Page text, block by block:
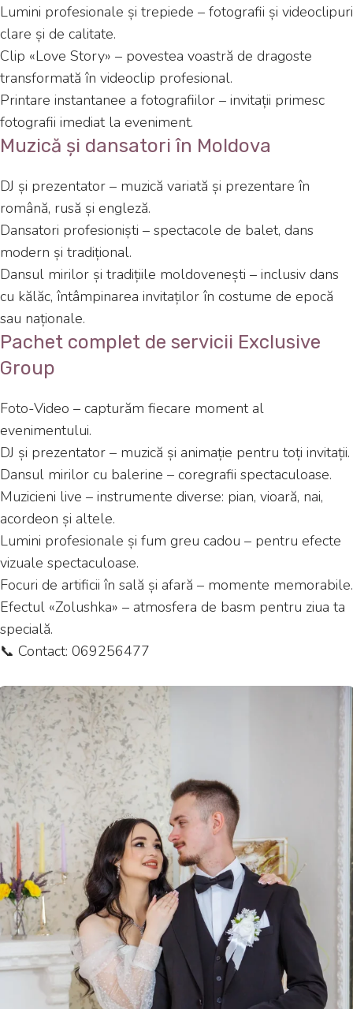
Lumini profesionale și trepiede – fotografii și videoclipuri
clare și de calitate.
Clip «Love Story» – povestea voastră de dragoste
transformată în videoclip profesional.
Printare instantanee a fotografiilor – invitații primesc
fotografii imediat la eveniment.
Muzică și dansatori în Moldova
DJ și prezentator – muzică variată și prezentare în
română, rusă și engleză.
Dansatori profesioniști – spectacole de balet, dans
modern și tradițional.
Dansul mirilor și tradițiile moldovenești – inclusiv dans
cu kălăc, întâmpinarea invitaților în costume de epocă
sau naționale.
Pachet complet de servicii Exclusive
Group
Foto-Video – capturăm fiecare moment al
evenimentului.
DJ și prezentator – muzică și animație pentru toți invitații.
Dansul mirilor cu balerine – coregrafii spectaculoase.
Muzicieni live – instrumente diverse: pian, vioară, nai,
acordeon și altele.
Lumini profesionale și fum greu cadou – pentru efecte
vizuale spectaculoase.
Focuri de artificii în sală și afară – momente memorabile.
Efectul «Zolushka» – atmosfera de basm pentru ziua ta
specială.
📞 Contact: 069256477